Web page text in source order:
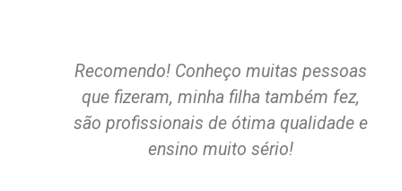
Recomendo! Conheço muitas pessoas
que fizeram, minha filha também fez,
são profissionais de ótima qualidade e
ensino muito sério!